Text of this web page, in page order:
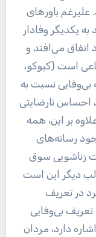
علیرغم باورهای
یکدیگر وفادار
اتفاق می‌افتد و
است (کیوکو،
بی‌وفایی نسبت به
نارضایتی
بر این، همه
رسانه‌های
زناشویی سوق
دیگر این است
در تعریف
بی‌وفایی
دارد، مردان